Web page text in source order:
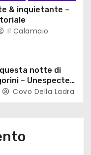
& inquietante –
Il Calamaio
notte di
– Unespected
Covo Della Ladra